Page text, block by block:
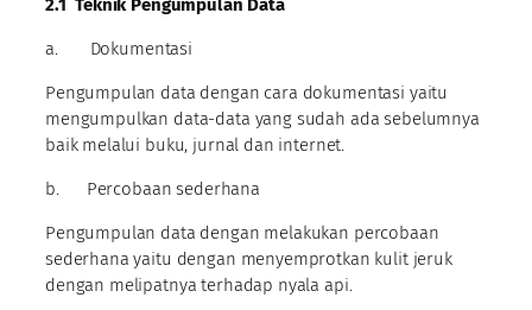
2.1Teknik Pengumpulan Data
a. Dokumentasi
Pengumpulan data dengan cara dokumentasi yaitu
mengumpulkan data-data yang sudah ada sebelumnya
baik melalui buku, jurnal dan internet.
b. Percobaan sederhana
Pengumpulan data dengan melakukan percobaan
sederhana yaitu dengan menyemprotkan kulit jeruk
dengan melipatnya terhadap nyala api.